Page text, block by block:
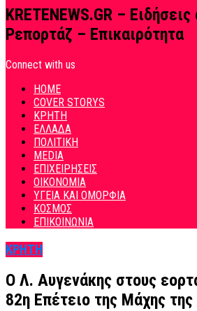
KRETENEWS.GR –
Ρεπορτάζ – Επικαιρότητα
Connect with us
HOME
COVER STORYS
ΚΡΗΤΗ
ΕΛΛΑΔΑ
ΠΟΛΙΤΙΚΗ
MEDIA
ΕΠΙΧΕΙΡΗΣΕΙΣ
ΟΙΚΟΝΟΜΙΑ
ΥΓΕΙΑ ΚΑΙ ΟΜΟΡΦΙΑ
ΚΟΣΜΟΣ
ΕΠΙΚΟΙΝΩΝΙΑ
ΚΡΗΤΗ
Ο Λ. Αυγενάκης στους
82η Επέτειο της Μάχης